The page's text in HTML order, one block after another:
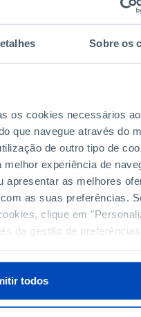
Sobre os
os cookies necessários
que navegue através do
de outro tipo de
experiência de
apresentar as melhores
as suas preferências.
clique em
da gestão de
todos
731,829
657,778
┴807,317 ┴576,895
2006 until 2009), PORDATA
as a % of total